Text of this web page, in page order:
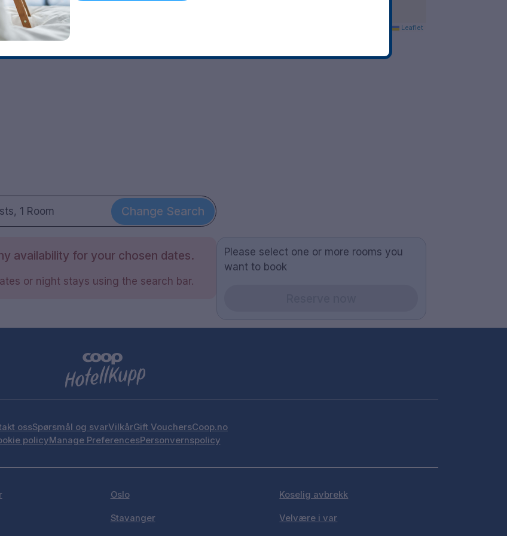
1 Room Change Search
availability for your chosen dates.
or night stays using the search bar.
Leaflet
Please select one or more rooms you
want to book
ossSpørsmål og svarVilkårGift VouchersCoop.no
policyManage PreferencesPersonvernspolicy
Oslo
Stavanger
Koselig avbrekk
Velvære i var